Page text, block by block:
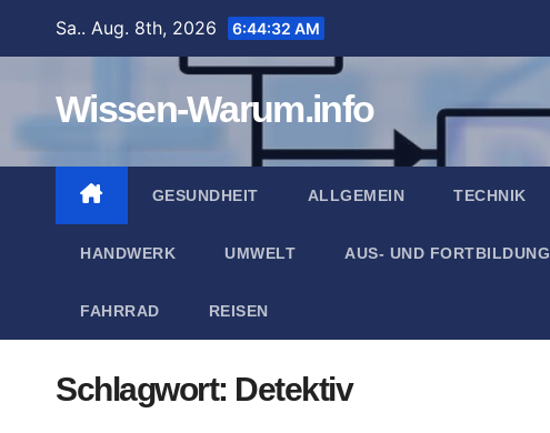
Sa.. Aug. 8th, 2026 6:44:33 AM
Wissen-Warum.info
GESUNDHEIT ALLGEMEIN TECHNIK
HANDWERK UMWELT AUS- UND FORTBILDUNG
FAHRRAD REISEN
Schlagwort: Detektiv